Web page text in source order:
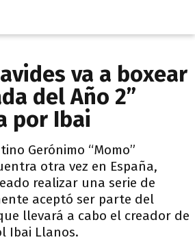
va a boxear
del Año 2”
por Ibai
Gerónimo “Momo”
otra vez en España,
realizar una serie de
aceptó ser parte del
llevará a cabo el creador de
Ibai Llanos.